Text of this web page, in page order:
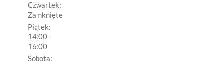
Czwartek:
Zamknięte
Piątek:
14:00 -
16:00
Sobota: